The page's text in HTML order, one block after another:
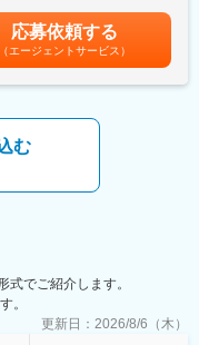
徴です。同業の介護施設
がしたい」「経験を活か
ンバーが多数活躍してい
躍中です。やる気さえあ
える管理職ポジションへ
サインする可能性がありま
者雇用の業務立上げ
スになります。
を積んでいただいた後に法
しています。
のタイミングによりま
"という、人生の節目に深
場面に立ち会うことがで
、評価や状況により変更に
も目安の金額であり、選
月給(月額)は固定手当を含
応募依頼する
（エージェントサービス）
む
でご紹介します。
。
更新日： 2026/8/6（木）